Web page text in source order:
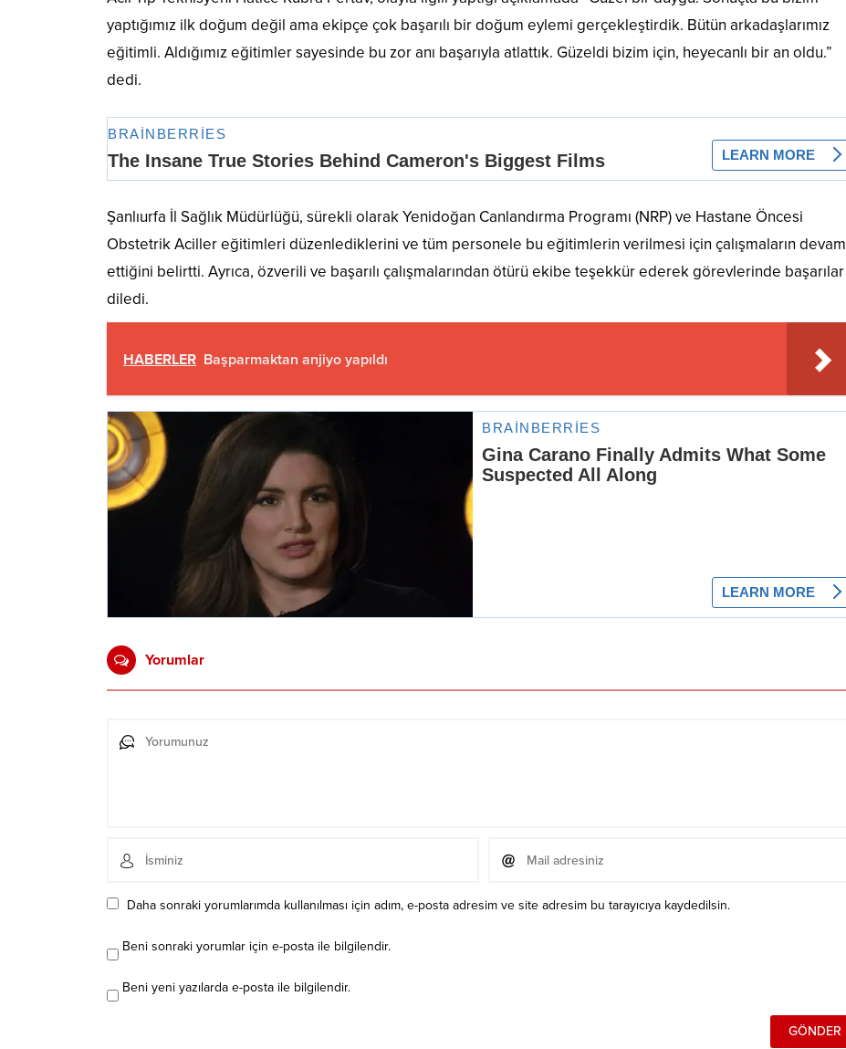
yaptığımız ilk doğum değil ama ekipçe çok başarılı bir doğum eylemi gerçekleştirdik. Bütün arkadaşlarımız
eğitimli. Aldığımız eğitimler sayesinde bu zor anı başarıyla atlattık. Güzeldi bizim için, heyecanlı bir an oldu.”
dedi.
Şanlıurfa İl Sağlık Müdürlüğü, sürekli olarak Yenidoğan Canlandırma Programı (NRP) ve Hastane Öncesi
Obstetrik Aciller eğitimleri düzenlediklerini ve tüm personele bu eğitimlerin verilmesi için çalışmaların devam
ettiğini belirtti. Ayrıca, özverili ve başarılı çalışmalarından ötürü ekibe teşekkür ederek görevlerinde başarılar
diledi.
HABERLER Başparmaktan anjiyo yapıldı
Yorumlar
Daha sonraki yorumlarımda kullanılması için adım, e-posta adresim ve site adresim bu tarayıcıya kaydedilsin.
Beni sonraki yorumlar için e-posta ile bilgilendir.
Beni yeni yazılarda e-posta ile bilgilendir.